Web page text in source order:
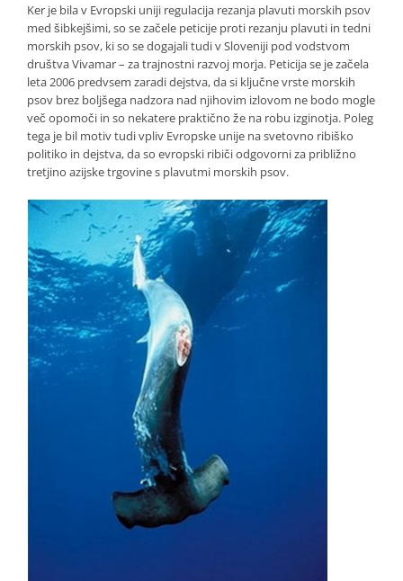
Ker je bila v Evropski uniji regulacija rezanja plavuti morskih psov
med šibkejšimi, so se začele peticije proti rezanju plavuti in tedni
morskih psov, ki so se dogajali tudi v Sloveniji pod vodstvom
društva Vivamar – za trajnostni razvoj morja. Peticija se je začela
leta 2006 predvsem zaradi dejstva, da si ključne vrste morskih
psov brez boljšega nadzora nad njihovim izlovom ne bodo mogle
več opomoči in so nekatere praktično že na robu izginotja. Poleg
tega je bil motiv tudi vpliv Evropske unije na svetovno ribiško
politiko in dejstva, da so evropski ribiči odgovorni za približno
tretjino azijske trgovine s plavutmi morskih psov.